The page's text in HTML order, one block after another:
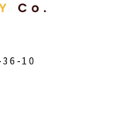
36-10